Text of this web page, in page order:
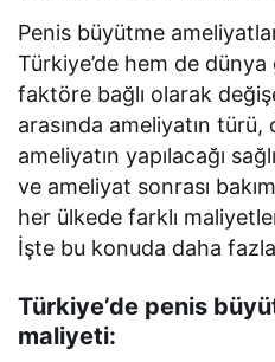
Penis büyütme
Türkiye’de hem de
faktöre bağlı olarak
arasında ameliyatın türü,
ameliyatın yapılacağı
ve ameliyat sonrası
her ülkede farklı
İşte bu konuda daha
Türkiye’de penis
maliyeti: